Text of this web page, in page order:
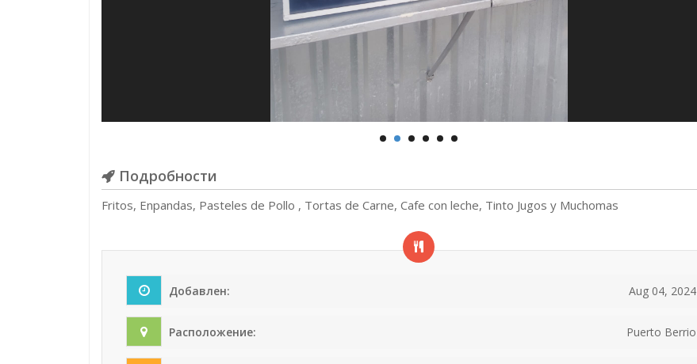
Подробности
Fritos, Enpandas, Pasteles de Pollo , Tortas de Carne, Cafe con leche, Tinto Jugos y Muchomas
Добавлен: Aug 04, 2024
Расположение: Puerto Berrio